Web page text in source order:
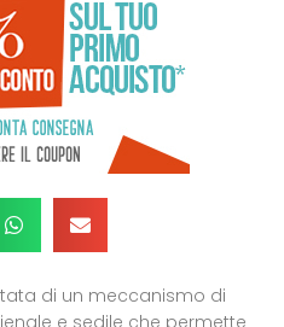
di un meccanismo di
e sedile che permette